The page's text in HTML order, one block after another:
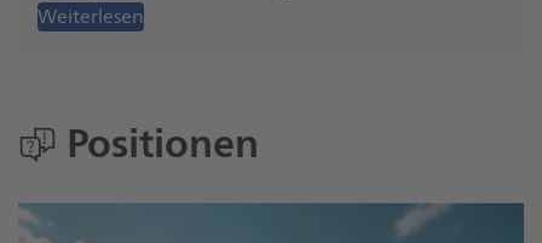
Weiterlesen
Positionen